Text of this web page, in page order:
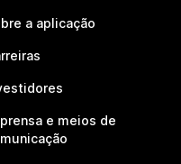
a aplicação
e meios de